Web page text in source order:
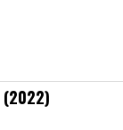
(2022)